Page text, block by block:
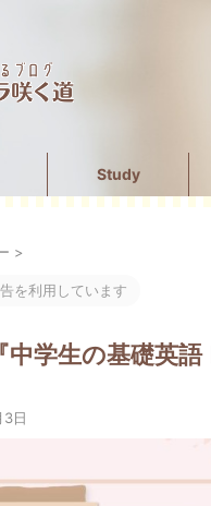
Study
>
を利用しています
中学生の基礎英
日